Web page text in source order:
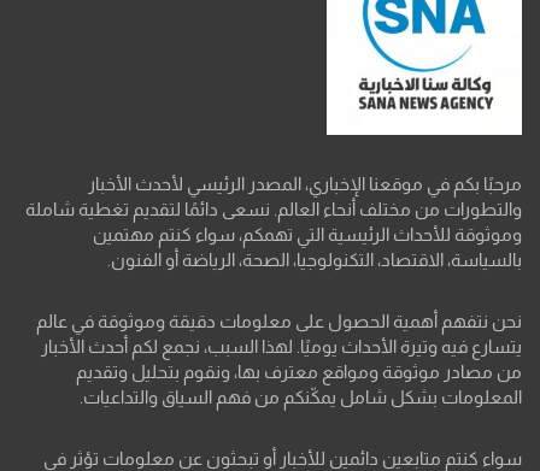
مرحبًا بكم في موقعنا الإخباري، المصدر الرئيسي لأحدث الأخبار
والتطورات من مختلف أنحاء العالم. نسعى دائمًا لتقديم تغطية شاملة
وموثوقة للأحداث الرئيسية التي تهمكم، سواء كنتم مهتمين
بالسياسة، الاقتصاد، التكنولوجيا، الصحة، الرياضة أو الفنون.
نحن نتفهم أهمية الحصول على معلومات دقيقة وموثوقة في عالم
يتسارع فيه وتيرة الأحداث يوميًا. لهذا السبب، نجمع لكم أحدث الأخبار
من مصادر موثوقة ومواقع معترف بها، ونقوم بتحليل وتقديم
المعلومات بشكل شامل يمكّنكم من فهم السياق والتداعيات.
سواء كنتم متابعين دائمين للأخبار أو تبحثون عن معلومات تؤثر في